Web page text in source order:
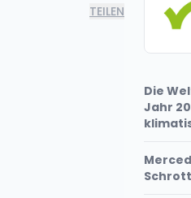
TEILEN
Die
Jahr